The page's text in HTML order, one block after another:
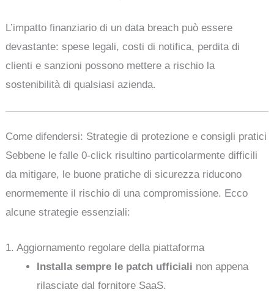
L’impatto finanziario di un data breach può essere
devastante: spese legali, costi di notifica, perdita di
clienti e sanzioni possono mettere a rischio la
sostenibilità di qualsiasi azienda.
Come difendersi: Strategie di protezione e consigli pratici
Sebbene le falle 0-click risultino particolarmente difficili
da mitigare, le buone pratiche di sicurezza riducono
enormemente il rischio di una compromissione. Ecco
alcune strategie essenziali:
1. Aggiornamento regolare della piattaforma
Installa sempre le patch ufficiali non appena
rilasciate dal fornitore SaaS.